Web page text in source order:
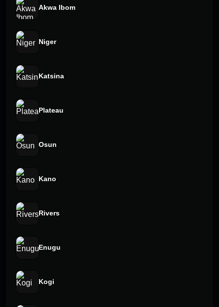
Akwa Ibom
Niger
Katsina
Plateau
Osun
Kano
Rivers
Enugu
Kogi